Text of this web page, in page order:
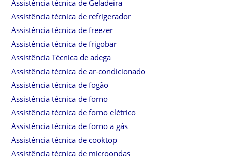
Assistência técnica de Geladeira
Assistência técnica de refrigerador
Assistência técnica de freezer
Assistência técnica de frigobar
Assistência Técnica de adega
Assistência técnica de ar-condicionado
Assistência técnica de fogão
Assistência técnica de forno
Assistência técnica de forno elétrico
Assistência técnica de forno a gás
Assistência técnica de cooktop
Assistência técnica de microondas